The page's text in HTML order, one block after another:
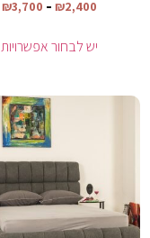
₪2,400
–
₪3,700
יש לבחור אפשרויות